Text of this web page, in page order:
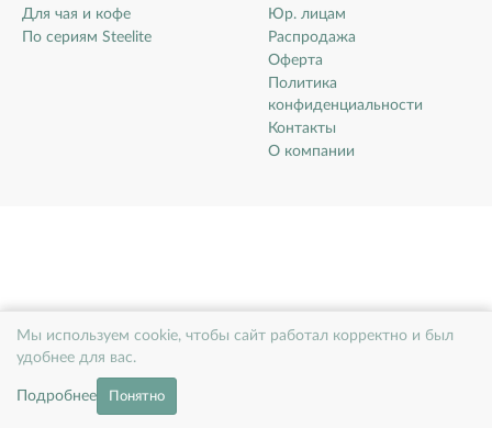
Мы используем cookie, чтобы сайт работал корректно и был
удобнее для вас.
Подробнее Понятно
Для чая и кофе
По сериям Steelite
Юр. лицам
Распродажа
Оферта
Политика
конфиденциальности
Контакты
О компании